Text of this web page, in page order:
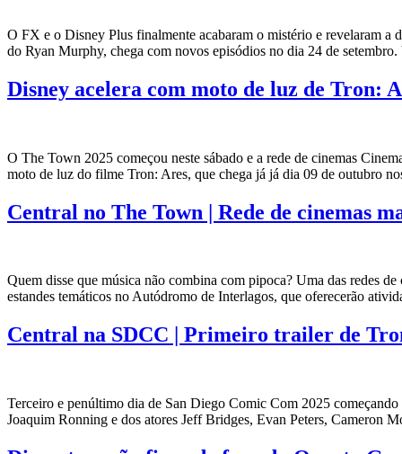
O FX e o Disney Plus finalmente acabaram o mistério e revelaram a
do Ryan Murphy, chega com novos episódios no dia 24 de
Disney acelera com moto de luz de Tron:
O The Town 2025 começou neste sábado e a rede de cinemas
moto de luz do filme Tron: Ares, que chega já já dia 09 de outubro
Central no The Town | Rede de cinemas
Quem disse que música não combina com pipoca? Uma das redes
estandes temáticos no Autódromo de Interlagos, que oferecerão
Central na SDCC | Primeiro trailer de
Terceiro e penúltimo dia de San Diego Comic Com 2025
Joaquim Ronning e dos atores Jeff Bridges, Evan Peters, Cameron